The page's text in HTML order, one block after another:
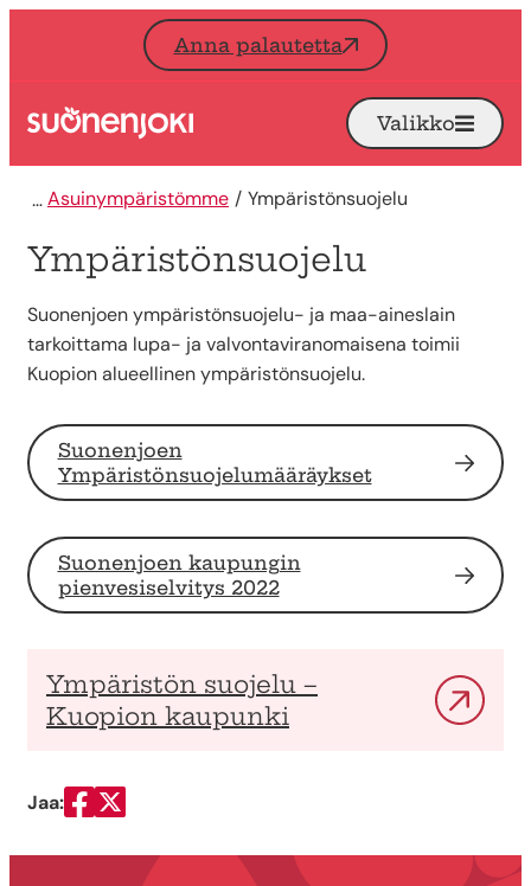
Siirry sisältöön
Anna palautetta
Etusivu Avaa
Valikko
Asuinympäristömme Ympäristönsuojelu
Ympäristönsuojelu
Suonenjoen ympäristönsuojelu- ja maa-aineslain
tarkoittama lupa- ja valvontaviranomaisena toimii
Kuopion alueellinen ympäristönsuojelu.
Suonenjoen
Ympäristönsuojelumääräykset
Suonenjoen kaupungin
pienvesiselvitys 2022
Ympäristön suojelu –
Kuopion kaupunki
Jaa:
Jaa Facebookissa
Jaa Twitterissä